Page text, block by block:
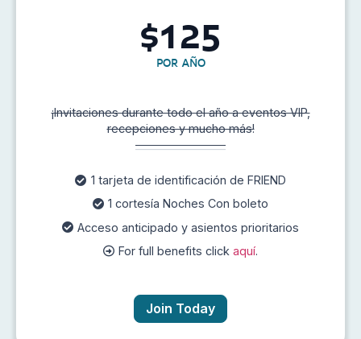
$125
POR AÑO
¡Invitaciones durante todo el año a eventos VIP,
recepciones y mucho más!
1 tarjeta de identificación de FRIEND
1 cortesía Noches Con boleto
Acceso anticipado y asientos prioritarios
For full benefits clickaquí.
Join Today